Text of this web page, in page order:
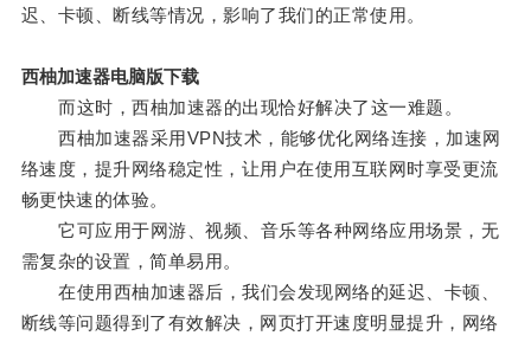
迟、卡顿、断线等情况，影响了我们的正常使用。
西柚加速器电脑版下载
而这时，西柚加速器的出现恰好解决了这一难题。
西柚加速器采用VPN技术，能够优化网络连接，加速网
络速度，提升网络稳定性，让用户在使用互联网时享受更流
畅更快速的体验。
它可应用于网游、视频、音乐等各种网络应用场景，无
需复杂的设置，简单易用。
在使用西柚加速器后，我们会发现网络的延迟、卡顿、
断线等问题得到了有效解决，网页打开速度明显提升，网络